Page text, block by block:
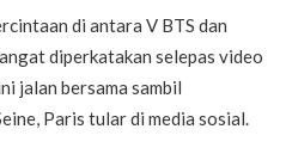
di antara V BTS dan
diperkatakan selepas video
jalan bersama sambil
Paris tular di media sosial.